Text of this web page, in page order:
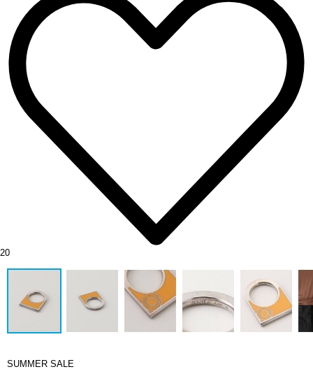
20
SUMMER SALE